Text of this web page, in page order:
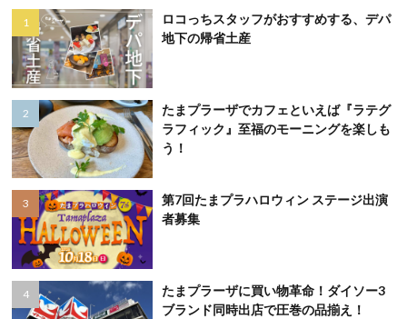
ロコっちスタッフがおすすめする、デパ
地下の帰省土産
たまプラーザでカフェといえば『ラテグ
ラフィック』至福のモーニングを楽しも
う！
第7回たまプラハロウィン ステージ出演
者募集
たまプラーザに買い物革命！ダイソー3
ブランド同時出店で圧巻の品揃え！